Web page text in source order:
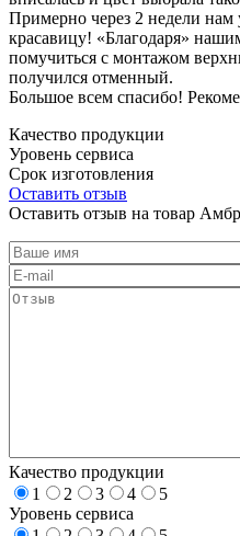
Примерно через 2 недели
красавицу! «Благодаря»
помучиться с монтажом
получился отменный.
Большое всем спасибо!
Качество продукции
Уровень сервиса
Срок изготовления
Оставить отзыв
Оставить отзыв на товар
Качество продукции
1
2 3 4
5
Уровень сервиса